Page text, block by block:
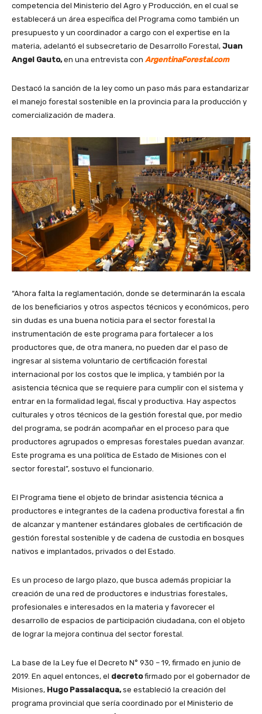
competencia del Ministerio del Agro y Producción, en el cual se
establecerá un área específica del Programa como también un
presupuesto y un coordinador a cargo con el expertise en la
materia, adelantó el subsecretario de Desarrollo Forestal, Juan
Angel Gauto,en una entrevista con ArgentinaForestal.com
Destacó la sanción de la ley como un paso más para estandarizar
el manejo forestal sostenible en la provincia para la producción y
comercialización de madera.
“Ahora falta la reglamentación, donde se determinarán la escala
de los beneficiarios y otros aspectos técnicos y económicos, pero
sin dudas es una buena noticia para el sector forestal la
instrumentación de este programa para fortalecer a los
productores que, de otra manera, no pueden dar el paso de
ingresar al sistema voluntario de certificación forestal
internacional por los costos que le implica, y también por la
asistencia técnica que se requiere para cumplir con el sistema y
entrar en la formalidad legal, fiscal y productiva. Hay aspectos
culturales y otros técnicos de la gestión forestal que, por medio
del programa, se podrán acompañar en el proceso para que
productores agrupados o empresas forestales puedan avanzar.
Este programa es una política de Estado de Misiones con el
sector forestal”, sostuvo el funcionario.
El Programa tiene el objeto de brindar asistencia técnica a
productores e integrantes de la cadena productiva forestal a fin
de alcanzar y mantener estándares globales de certificación de
gestión forestal sostenible y de cadena de custodia en bosques
nativos e implantados, privados o del Estado.
Es un proceso de largo plazo, que busca además propiciar la
creación de una red de productores e industrias forestales,
profesionales e interesados en la materia y favorecer el
desarrollo de espacios de participación ciudadana, con el objeto
de lograr la mejora continua del sector forestal.
La base de la Ley fue el Decreto N° 930 – 19, firmado en junio de
2019. En aquel entonces, el decretofirmado por el gobernador de
Misiones, Hugo Passalacqua,se estableció la creación del
programa provincial que sería coordinado por el Ministerio de